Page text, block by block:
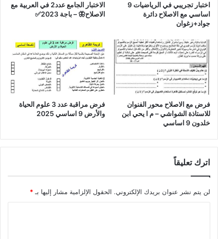
اختبار تجريبي في الرياضيات 9
اساسي مع الاصلاح دائرة
جواد+زغوان
الاختبار الجامع عدد2 في العربية مع
الاصلاح🦋 – باجة 2023✅
فرض مع الاصلاح محور الفنوان
للاستاذة الشواشي – م ا يحي ابن
خلدون 9 اساسي
فرض مراقبة عدد 3 علوم الحياة
والأرض 9 اساسي 2025
اترك تعليقاً
لن يتم نشر عنوان بريدك الإلكتروني. الحقول الإلزامية مشار إليها بـ *